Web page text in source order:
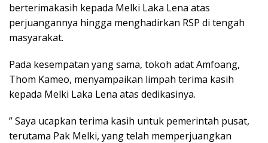
berterimakasih kepada Melki Laka Lena atas
perjuangannya hingga menghadirkan RSP di tengah
masyarakat.
Pada kesempatan yang sama, tokoh adat Amfoang,
Thom Kameo, menyampaikan limpah terima kasih
kepada Melki Laka Lena atas dedikasinya.
” Saya ucapkan terima kasih untuk pemerintah pusat,
terutama Pak Melki, yang telah memperjuangkan